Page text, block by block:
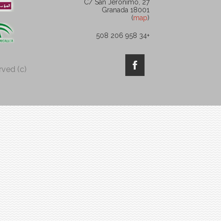
C/ San Jerónimo, 27
18001 Granada
(
map
)
+34 958 206 508
de
(c) 2026 Fundación Euroárabe. All rights reserved